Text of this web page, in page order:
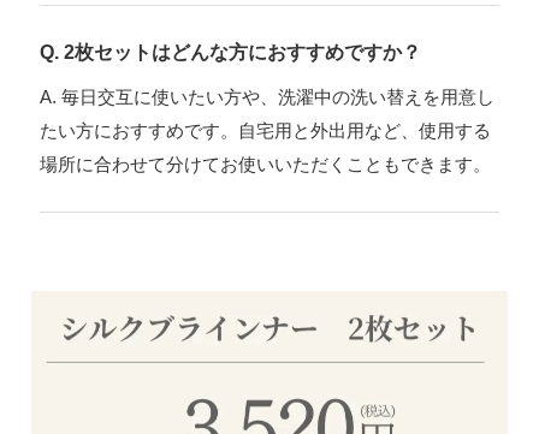
Q. 2枚セットはどんな方におすすめですか？
A. 毎日交互に使いたい方や、洗濯中の洗い替えを用意し
たい方におすすめです。自宅用と外出用など、使用する
場所に合わせて分けてお使いいただくこともできます。